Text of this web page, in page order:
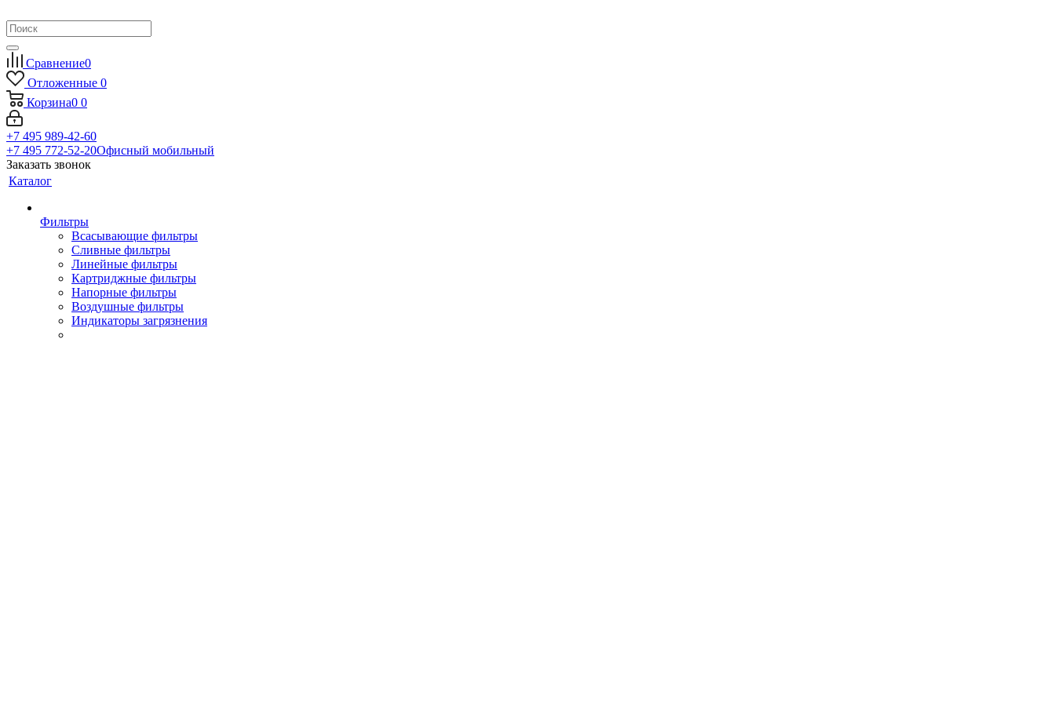
Сравнение0
Отложенные 0
Корзина0 0
+7 495 989-42-60
+7 495 772-52-20Офисный мобильный
Заказать звонок
Каталог
Фильтры
Всасывающие фильтры
Сливные фильтры
Линейные фильтры
Картриджные фильтры
Напорные фильтры
Воздушные фильтры
Индикаторы загрязнения